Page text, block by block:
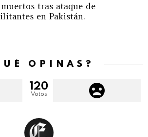
tras ataque de
en Pakistán.
OPINAS?
120
Votos